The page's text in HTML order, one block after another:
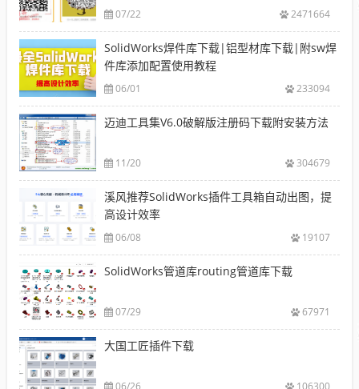
07/22 2471664
SolidWorks焊件库下载|铝型材库下载|附sw焊
件库添加配置使用教程
06/01 233094
迈迪工具集V6.0破解版注册码下载附安装方法
11/20 304679
溪风推荐SolidWorks插件工具箱自动出图，提
高设计效率
06/08 19107
SolidWorks管道库routing管道库下载
07/29 67971
大国工匠插件下载
06/26 106300